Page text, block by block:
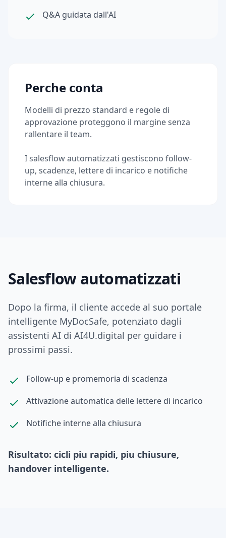
Q&A guidata dall'AI
Perche conta
Modelli di prezzo standard e regole di
approvazione proteggono il margine senza
rallentare il team.
I salesflow automatizzati gestiscono follow-
up, scadenze, lettere di incarico e notifiche
interne alla chiusura.
Salesflow automatizzati
Dopo la firma, il cliente accede al suo portale
intelligente MyDocSafe, potenziato dagli
assistenti AI di AI4U.digital per guidare i
prossimi passi.
Follow-up e promemoria di scadenza
Attivazione automatica delle lettere di incarico
Notifiche interne alla chiusura
Risultato: cicli piu rapidi, piu chiusure,
handover intelligente.